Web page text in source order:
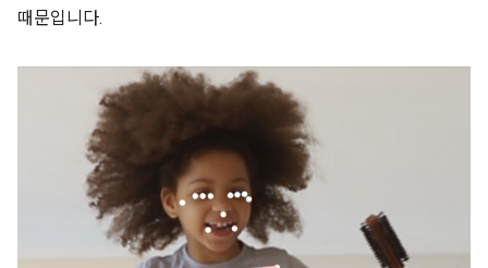
때문입니다.
명
직위
LEFT_SHOULDER
(734.9671,
550.7924,
-118.11934)
0.9999038
RIGHT_SHOULDER
(391.27032,
583.2485,
-321.15836)
0.9999894입니다.